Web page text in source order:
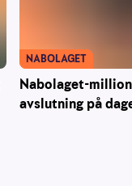
Nabolaget-
avslutning på
NABOLAGET